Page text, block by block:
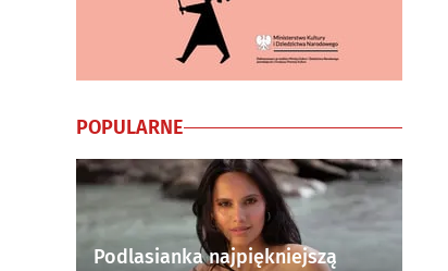
POPULARNE
Podlasianka najpiękniejszą